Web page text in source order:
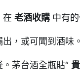
在 老酒收購 中有
出，或可聞到酒味
。茅台酒全瓶貼“